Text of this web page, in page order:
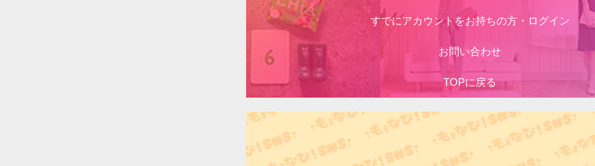
すでにアカウントをお持ちの方・ログイン
お問い合わせ
TOPに戻る